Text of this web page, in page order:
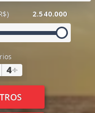
2.540.000
4+